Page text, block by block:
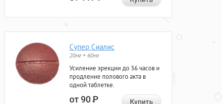
Супер Сиалис
20мг + 60мг
Усиление эрекции до 36 часов и
продление полового акта в
одной таблетке.
от 90Р Купить